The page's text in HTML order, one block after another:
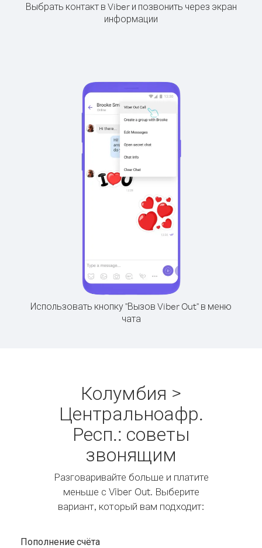
Выбрать контакт в Viber и позвонить через экран
информации
Использовать кнопку "Вызов Viber Out" в меню
чата
Колумбия >
Центральноафр.
Респ.: советы
звонящим
Разговаривайте больше и платите
меньше с Viber Out. Выберите
вариант, который вам подходит:
Пополнение счёта